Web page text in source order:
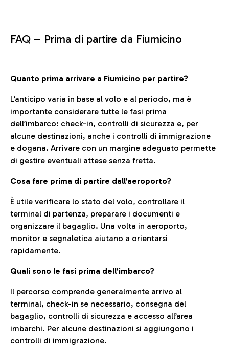
FAQ – Prima di partire da Fiumicino
Quanto prima arrivare a Fiumicino per partire?
L’anticipo varia in base al volo e al periodo, ma è
importante considerare tutte le fasi prima
dell’imbarco: check-in, controlli di sicurezza e, per
alcune destinazioni, anche i controlli di immigrazione
e dogana. Arrivare con un margine adeguato permette
di gestire eventuali attese senza fretta.
Cosa fare prima di partire dall’aeroporto?
È utile verificare lo stato del volo, controllare il
terminal di partenza, preparare i documenti e
organizzare il bagaglio. Una volta in aeroporto,
monitor e segnaletica aiutano a orientarsi
rapidamente.
Quali sono le fasi prima dell’imbarco?
Il percorso comprende generalmente arrivo al
terminal, check-in se necessario, consegna del
bagaglio, controlli di sicurezza e accesso all’area
imbarchi. Per alcune destinazioni si aggiungono i
controlli di immigrazione.